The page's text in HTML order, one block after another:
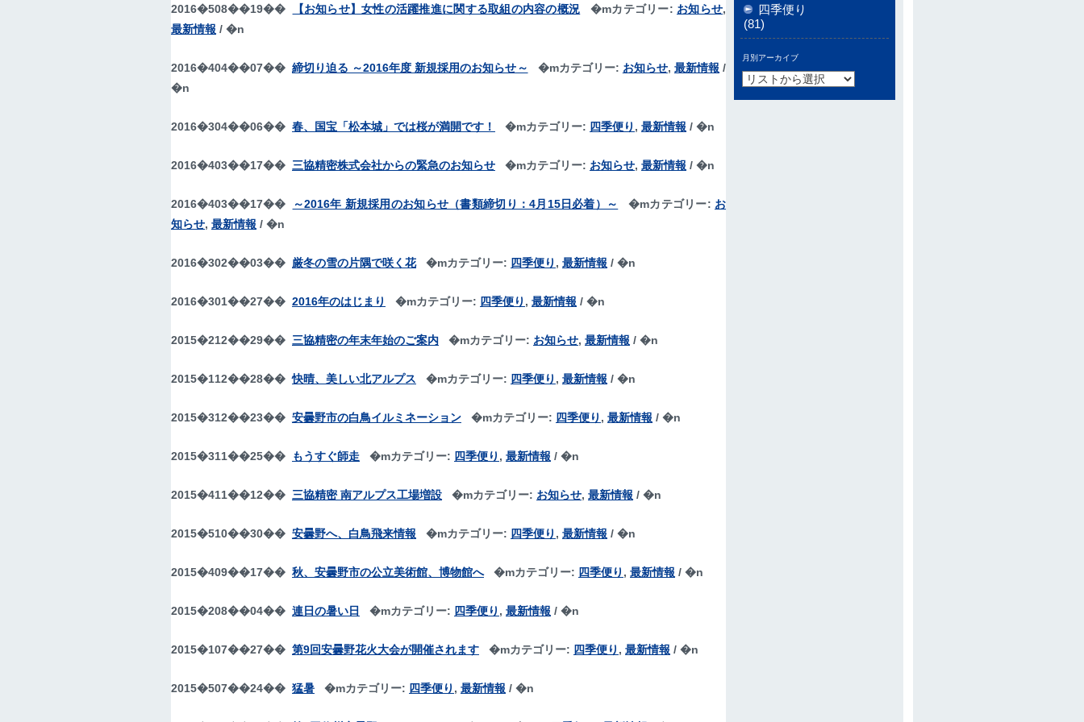
2016�508��19�� 【お知らせ】女性の活躍推進に関する取組の内容の概況 �mカテゴリー: お知らせ,
最新情報 / �n
2016�404��07��締切り迫る ～2016年度 新規採用のお知らせ～ �mカテゴリー: お知らせ, 最新情報 /
�n
2016�304��06�� 春、国宝「松本城」では桜が満開です！ �mカテゴリー: 四季便り , 最新情報 / �n
2016�403��17�� 三協精密株式会社からの緊急のお知らせ �mカテゴリー: お知らせ, 最新情報 / �n
2016�403��17�� ～2016年 新規採用のお知らせ（書類締切り：4月15日必着）～ �mカテゴリー: お
知らせ, 最新情報 / �n
2016�302��03�� 厳冬の雪の片隅で咲く花�mカテゴリー: 四季便り , 最新情報 / �n
2016�301��27�� 2016年のはじまり �mカテゴリー: 四季便り , 最新情報 / �n
2015�212��29�� 三協精密の年末年始のご案内 �mカテゴリー: お知らせ, 最新情報 / �n
2015�112��28��快晴、美しい北アルプス �mカテゴリー: 四季便り , 最新情報 / �n
2015�312��23�� 安曇野市の白鳥イルミネーション �mカテゴリー: 四季便り , 最新情報 / �n
2015�311��25�� もうすぐ師走 �mカテゴリー: 四季便り , 最新情報 / �n
2015�411��12�� 三協精密 南アルプス工場増設 �mカテゴリー: お知らせ, 最新情報 / �n
2015�510��30�� 安曇野へ、白鳥飛来情報 �mカテゴリー: 四季便り , 最新情報 / �n
2015�409��17�� 秋、安曇野市の公立美術館、博物館へ�mカテゴリー: 四季便り , 最新情報 / �n
2015�208��04�� 連日の暑い日 �mカテゴリー: 四季便り , 最新情報 / �n
2015�107��27�� 第9回安曇野花火大会が開催されます �mカテゴリー: 四季便り , 最新情報 / �n
2015�507��24�� 猛暑 �mカテゴリー: 四季便り , 最新情報 / �n
四季便り
(81)
月別アーカイブ